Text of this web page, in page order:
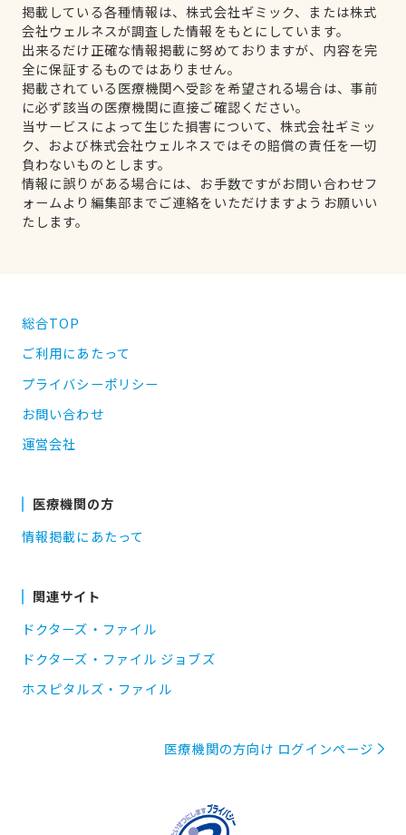
掲載している各種情報は、株式会社ギミック、または株式
会社ウェルネスが調査した情報をもとにしています。
出来るだけ正確な情報掲載に努めておりますが、内容を完
全に保証するものではありません。
掲載されている医療機関へ受診を希望される場合は、事前
に必ず該当の医療機関に直接ご確認ください。
当サービスによって生じた損害について、株式会社ギミッ
ク、および株式会社ウェルネスではその賠償の責任を一切
負わないものとします。
情報に誤りがある場合には、お手数ですがお問い合わせフ
ォームより編集部までご連絡をいただけますようお願いい
たします。
総合TOP
ご利用にあたって
プライバシーポリシー
お問い合わせ
運営会社
医療機関の方
情報掲載にあたって
関連サイト
ドクターズ・ファイル
ドクターズ・ファイル ジョブズ
ホスピタルズ・ファイル
医療機関の方向け ログインページ